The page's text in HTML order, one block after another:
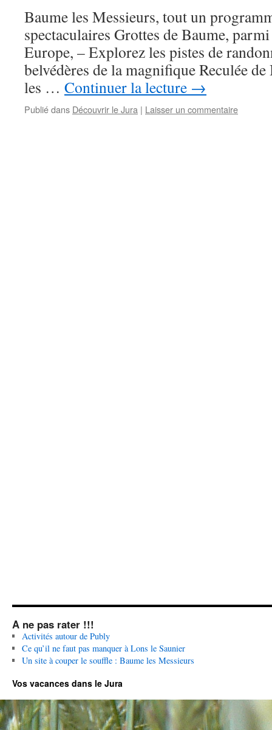
Baume les Messieurs, tout un
spectaculaires Grottes de Baume,
Europe, – Explorez les pistes de
belvédères de la magnifique Reculée
les … Continuer la lecture →
Publié dans Découvrir le Jura | Laisser un commentaire
A ne pas rater !!!
Activités autour de Publy
Ce qu’il ne faut pas manquer à Lons le Saunier
Un site à couper le souffle : Baume les Messieurs
Vos vacances dans le Jura